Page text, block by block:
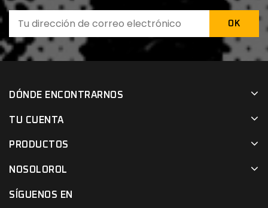
DÓNDE ENCONTRARNOS
TU CUENTA
PRODUCTOS
NOSOLOROL
SÍGUENOS EN